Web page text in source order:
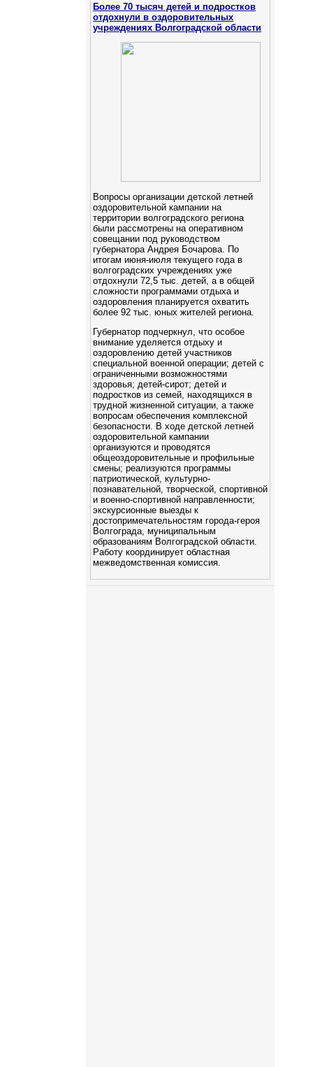
Более 70 тысяч детей и подростков
отдохнули в оздоровительных
учреждениях Волгоградской области
Вопросы организации детской летней
оздоровительной кампании на
территории волгоградского региона
были рассмотрены на оперативном
совещании под руководством
губернатора Андрея Бочарова. По
итогам июня-июля текущего года в
волгоградских учреждениях уже
отдохнули 72,5 тыс. детей, а в общей
сложности программами отдыха и
оздоровления планируется охватить
более 92 тыс. юных жителей региона.
Губернатор подчеркнул, что особое
внимание уделяется отдыху и
оздоровлению детей участников
специальной военной операции; детей с
ограниченными возможностями
здоровья; детей-сирот; детей и
подростков из семей, находящихся в
трудной жизненной ситуации, а также
вопросам обеспечения комплексной
безопасности. В ходе детской летней
оздоровительной кампании
организуются и проводятся
общеоздоровительные и профильные
смены; реализуются программы
патриотической, культурно-
познавательной, творческой, спортивной
и военно-спортивной направленности;
экскурсионные выезды к
достопримечательностям города-героя
Волгограда, муниципальным
образованиям Волгоградской области.
Работу координирует областная
межведомственная комиссия.